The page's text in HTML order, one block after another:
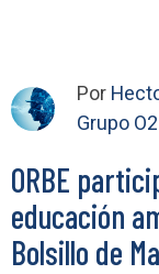
Por
Grupo O2
ORBE
educación
Bolsillo de